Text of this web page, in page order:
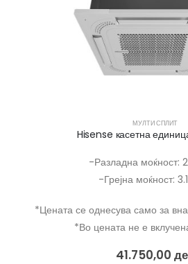
МУЛТИ СПЛИТ
Hisense касетна
-Разладна моќност:
-Грејна моќност:
*Цената се однесува само за
*Во цената не е
41.750,00